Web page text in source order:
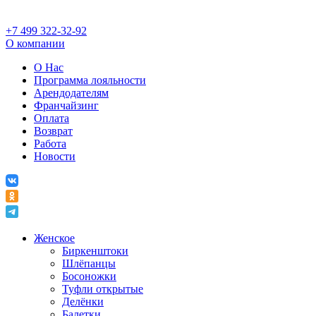
+7 499 322-32-92
О компании
О Нас
Программа лояльности
Арендодателям
Франчайзинг
Оплата
Возврат
Работа
Новости
Женское
Биркенштоки
Шлёпанцы
Босоножки
Туфли открытые
Делёнки